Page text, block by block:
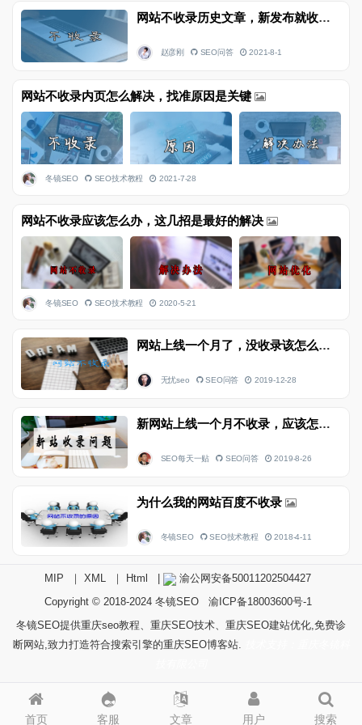
网站不收录历史文章，新发布就收录，是什么原因呢
赵彦刚 SEO问答 2021-8-1
网站不收录内页怎么解决，找准原因是关键
冬镜SEO SEO技术教程 2021-7-28
网站不收录应该怎么办，这几招是最好的解决
冬镜SEO SEO技术教程 2020-5-21
网站上线一个月了，没收录该怎么办？
无忧seo SEO问答 2019-12-28
新网站上线一个月不收录，应该怎么解决
SEO每天一贴 SEO问答 2019-8-26
为什么我的网站百度不收录
冬镜SEO SEO技术教程 2018-4-11
首页 客服 文章 用户 搜索
MIP ｜ XML ｜ Html
渝公网安备50011202504427
Copyright © 2018-2024 冬镜SEO
渝ICP备18003600号-1
冬镜SEO提供重庆seo教程、重庆SEO技术、重庆SEO建站优化,免费诊
断网站,致力打造符合搜索引擎的重庆SEO博客站.